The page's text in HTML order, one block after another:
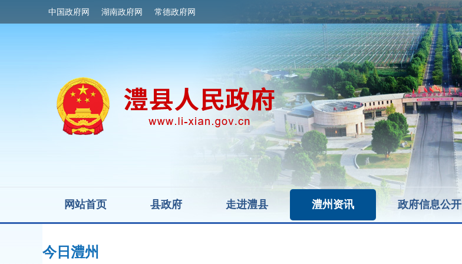
中国政府网 湖南政府网 常德政府网
网站首页 县政府 走进澧县 澧州资讯 政府信息公开
今日澧州